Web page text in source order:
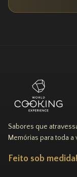
Sabores que
Memórias para toda a
Feito sob medida!